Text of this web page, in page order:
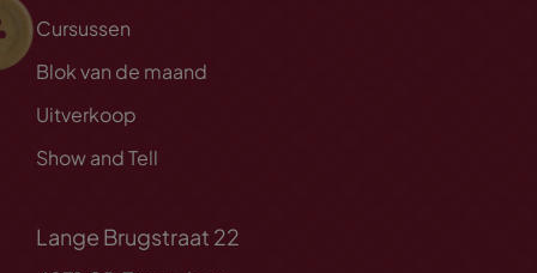
Cursussen
Blok van de maand
Uitverkoop
Show and Tell
Lange Brugstraat 22